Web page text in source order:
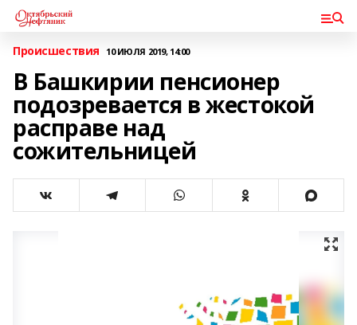
Происшествия 10 ИЮЛЯ 2019, 14:00
В Башкирии пенсионер
подозревается в жестокой
расправе над
сожительницей